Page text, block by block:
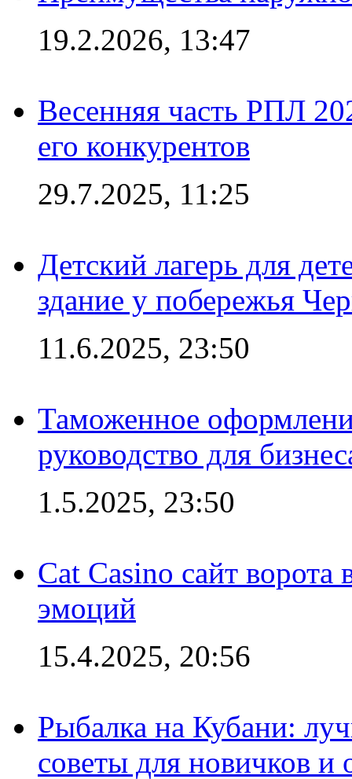
19.2.2026, 13:47
Весенняя часть РПЛ
его конкурентов
29.7.2025, 11:25
Детский лагерь для
здание у побережья
11.6.2025, 23:50
Таможенное
руководство для
1.5.2025, 23:50
Cat Casino сайт
эмоций
15.4.2025, 20:56
Рыбалка на Кубани:
советы для новичков